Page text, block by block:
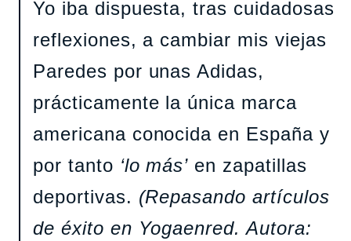
Yo iba dispuesta, tras cuidadosas
reflexiones, a cambiar mis viejas
Paredes por unas Adidas,
prácticamente la única marca
americana conocida en España y
por tanto ‘lo más’ en zapatillas
deportivas. (Repasando artículos
de éxito en Yogaenred. Autora: